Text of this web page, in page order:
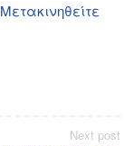
Next post